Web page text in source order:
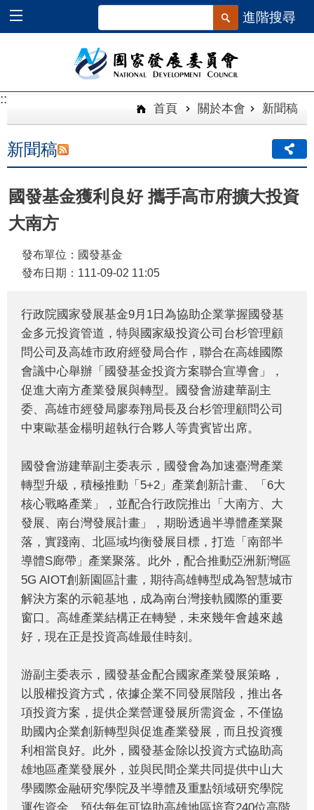
跳到主要內容區塊 進階搜尋
首頁 關於本會 新聞稿
新聞稿
國發基金獲利良好 攜手高市府擴大投資
大南方
發布單位：國發基金
發布日期：111-09-02 11:05
行政院國家發展基金9月1日為協助企業掌握國發基
金多元投資管道，特與國家級投資公司台杉管理顧
問公司及高雄市政府經發局合作，聯合在高雄國際
會議中心舉辦「國發基金投資方案聯合宣導會」，
促進大南方產業發展與轉型。國發會游建華副主
委、高雄市經發局廖泰翔局長及台杉管理顧問公司
中東歐基金楊明超執行合夥人等貴賓皆出席。
國發會游建華副主委表示，國發會為加速臺灣產業
轉型升級，積極推動「5+2」產業創新計畫、「6大
核心戰略產業」，並配合行政院推出「大南方、大
發展、南台灣發展計畫」，期盼透過半導體產業聚
落，實踐南、北區域均衡發展目標，打造「南部半
導體S廊帶」產業聚落。此外，配合推動亞洲新灣區
5G AIOT創新園區計畫，期待高雄轉型成為智慧城市
解決方案的示範基地，成為南台灣接軌國際的重要
窗口。高雄產業結構正在轉變，未來幾年會越來越
好，現在正是投資高雄最佳時刻。
游副主委表示，國發基金配合國家產業發展策略，
以股權投資方式，依據企業不同發展階段，推出各
項投資方案，提供企業營運發展所需資金，不僅協
助國內企業創新轉型與促進產業發展，而且投資獲
利相當良好。此外，國發基金除以投資方式協助高
雄地區產業發展外，並與民間企業共同提供中山大
學國際金融研究學院及半導體及重點領域研究學院